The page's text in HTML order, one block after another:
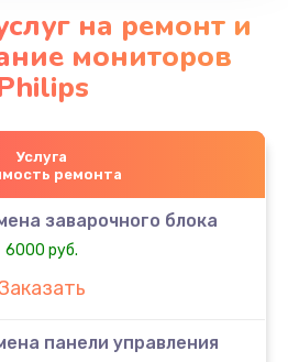
на ремонт и
мониторов
Услуга
ремонта
заварочного блока
6000 руб.
панели управления